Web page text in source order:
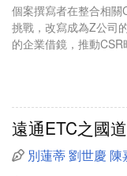
個案撰寫者在整合相關
挑戰，改寫成為Z公司
的企業借鏡，推動
遠通ETC之國
別蓮蒂劉世慶 陳